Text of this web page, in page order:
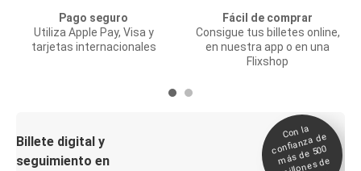
Pago seguro
Utiliza Apple Pay, Visa y
tarjetas internacionales
Fácil de comprar
Consigue tus billetes online,
en nuestra app o en una
Flixshop
Billete digital y
seguimiento en
Con la
confianza de
más de 500